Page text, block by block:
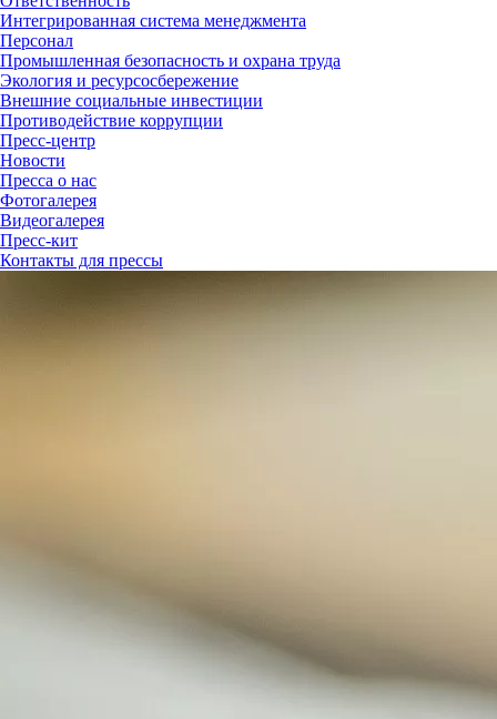
Интегрированная система менеджмента
Персонал
Промышленная безопасность и охрана труда
Экология и ресурсосбережение
Внешние социальные инвестиции
Противодействие коррупции
Пресс-центр
Новости
Пресса о нас
Фотогалерея
Видеогалерея
Пресс-кит
Контакты для прессы